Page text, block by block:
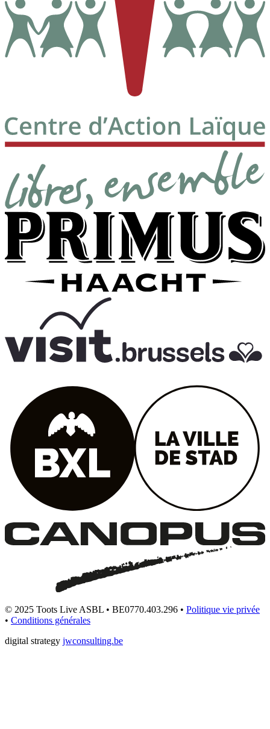
© 2025 Toots Live ASBL • BE0770.403.296 • Politique vie privée
• Conditions générales
digital strategy jwconsulting.be